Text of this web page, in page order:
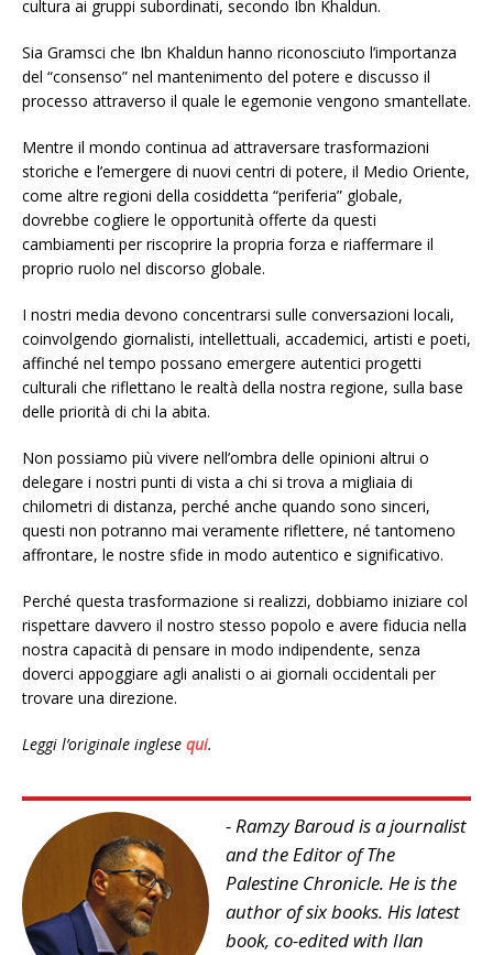
cultura ai gruppi subordinati, secondo Ibn Khaldun.
Sia Gramsci che Ibn Khaldun hanno riconosciuto l’importanza
del “consenso” nel mantenimento del potere e discusso il
processo attraverso il quale le egemonie vengono smantellate.
Mentre il mondo continua ad attraversare trasformazioni
storiche e l’emergere di nuovi centri di potere, il Medio Oriente,
come altre regioni della cosiddetta “periferia” globale,
dovrebbe cogliere le opportunità offerte da questi
cambiamenti per riscoprire la propria forza e riaffermare il
proprio ruolo nel discorso globale.
I nostri media devono concentrarsi sulle conversazioni locali,
coinvolgendo giornalisti, intellettuali, accademici, artisti e poeti,
affinché nel tempo possano emergere autentici progetti
culturali che riflettano le realtà della nostra regione, sulla base
delle priorità di chi la abita.
Non possiamo più vivere nell’ombra delle opinioni altrui o
delegare i nostri punti di vista a chi si trova a migliaia di
chilometri di distanza, perché anche quando sono sinceri,
questi non potranno mai veramente riflettere, né tantomeno
affrontare, le nostre sfide in modo autentico e significativo.
Perché questa trasformazione si realizzi, dobbiamo iniziare col
rispettare davvero il nostro stesso popolo e avere fiducia nella
nostra capacità di pensare in modo indipendente, senza
doverci appoggiare agli analisti o ai giornali occidentali per
trovare una direzione.
Leggi l’originale inglese qui.
- Ramzy Baroud is a journalist
and the Editor of The
Palestine Chronicle. He is the
author of six books. His latest
book, co-edited with Ilan